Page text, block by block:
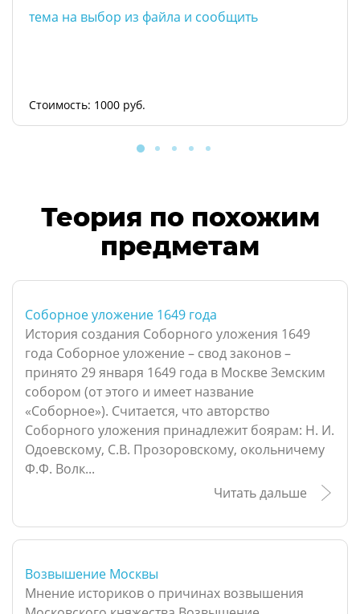
тема на выбор из файла и сообщить
Стоимость: 1000 руб.
Теория по похожим
предметам
Соборное уложение 1649 года
История создания Соборного уложения 1649
года Соборное уложение – свод законов –
принято 29 января 1649 года в Москве Земским
собором (от этого и имеет название
«Соборное»). Считается, что авторство
Соборного уложения принадлежит боярам: Н. И.
Одоевскому, С.В. Прозоровскому, окольничему
Ф.Ф. Волк...
Читать дальше
Возвышение Москвы
Мнение историков о причинах возвышения